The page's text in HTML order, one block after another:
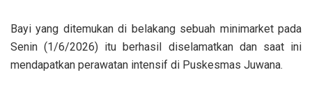
Bayi yang ditemukan di belakang sebuah minimarket pada
Senin (1/6/2026) itu berhasil diselamatkan dan saat ini
mendapatkan perawatan intensif di Puskesmas Juwana.